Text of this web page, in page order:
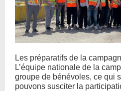
Les préparatifs de la
L’équipe nationale de la
groupe de bénévoles, ce qui
pouvons susciter la